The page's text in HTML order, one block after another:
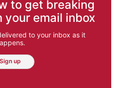
to get breaking
your email inbox
to your inbox as it
Sign up